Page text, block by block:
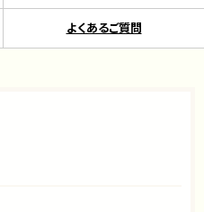
よくあるご質問